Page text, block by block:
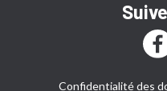
Confidentialité des